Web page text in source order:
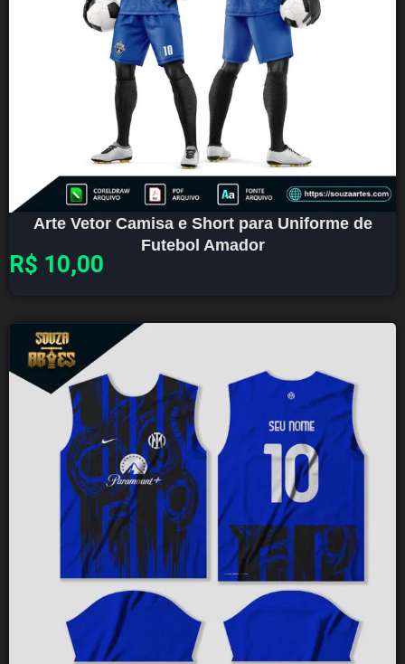
Arte Vetor Camisa e Short para Uniforme de
Futebol Amador
R$ 10,00